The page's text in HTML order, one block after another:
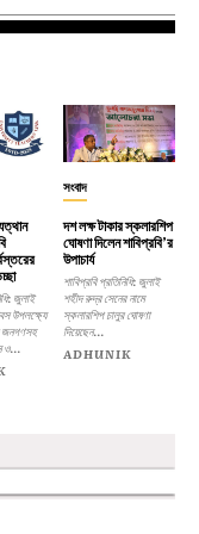
উপলক্ষ্যে
জনগণসহ
ও...
সংবাদ
দশ লক্ষ টাকার স্কলারশিপ
ঘোষণা দিলেন শাবিপ্রবি’র
উপাচার্য
শাবিপ্রবি প্রতিনিধি: জুলাই
শহীদ রুদ্র সেনের নামে
স্কলারশিপ চালুর ঘোষণা
দিয়েছেন...
ADHUNIK